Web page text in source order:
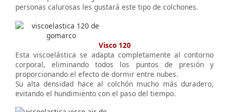
personas calurosas les gustará este tipo de colchones.
Visco 120
Esta viscoelástica se adapta completamente al contorno
corporal, eliminando todos los puntos de presión y
proporcionando el efecto de dormir entre nubes.
Su alta densidad hace al colchón mucho más duradero,
evitando el hundimiento con el paso del tiempo.